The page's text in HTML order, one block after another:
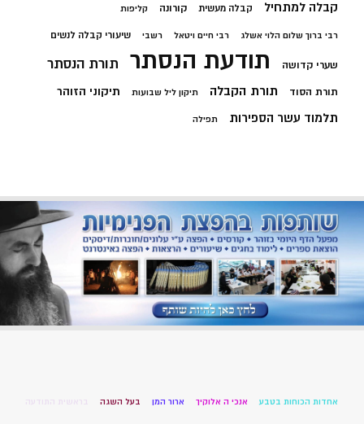
קבלה למתחיל קבלה מעשית קורונה קליפות
רבי ברוך שלום הלוי אשלג רבי חיים ויטאל רשבי שיעורי קבלה לנשים
שערי קדושה תודעת הנסתר תורת הנסתר
תורת הסוד תורת הקבלה תיקון ליל שבועות תיקוני הזוהר
תלמוד עשר הספירות תפילה
אחדות הכוחות בטבע אנכי ה אלוקיך ארור המן בעל השגה בראשית התודעה